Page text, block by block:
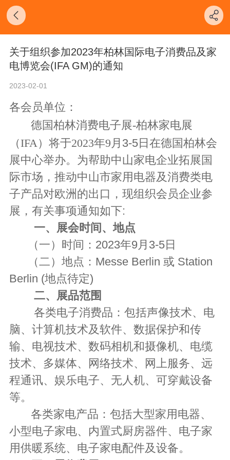
关于组织参加2023年柏林国际电子消费品及家
电博览会(IFA GM)的通知
2023-02-01
各会员单位：
德国柏林消费电子展-柏林家电展
（IFA）将于2023年9月 3-5日在德国柏林会
展中心举办。为帮助中山家电企业拓展国
际市场，推动中山市家用电器及消费类电
子产品对欧洲的出口，现组织会员企业参
展，有关事项通知如下:
一、 展会时间、地点
（一）时间： 2023年9月3-5日
（二）地点： Messe Berlin 或 Station
Berlin (地点待定)
二、 展品范围
各类电子消费品：包括声像技术、电
脑、计算机技术及软件、数据保护和传
输、电视技术、数码相机和摄像机、电缆
技术、多媒体、网络技术、网上服务、远
程通讯、娱乐电子、无人机、可穿戴设备
等。
各类家电产品：包括大型家用电器、
小型电子家电、内置式厨房器件、电子家
用供暖系统、电子家电配件及设备。